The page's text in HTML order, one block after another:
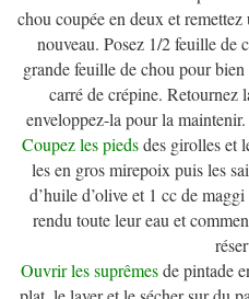
chou coupée en deux et
nouveau. Posez 1/2 feuille de
grande feuille de chou pour
carré de crépine. Retournez
enveloppez-la pour la
Coupez les piedsdes girolles et
les en gros mirepoix puis les
d’huile d’olive et 1 cc de
rendu toute leur eau et
Ouvrir les suprêmesde pintade